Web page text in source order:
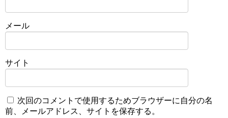
メール
サイト
次回のコメントで使用するためブラウザーに自分の名
前、メールアドレス、サイトを保存する。